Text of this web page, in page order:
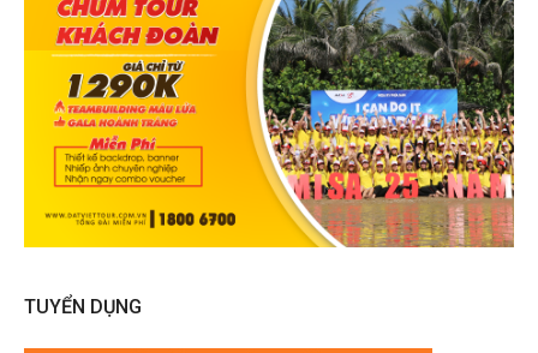
TUYỂN DỤNG